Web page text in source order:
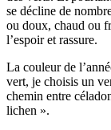
se décline de
ou doux, chaud ou
l’espoir et rassure.
La couleur de
vert, je choisis un
chemin entre
lichen ».